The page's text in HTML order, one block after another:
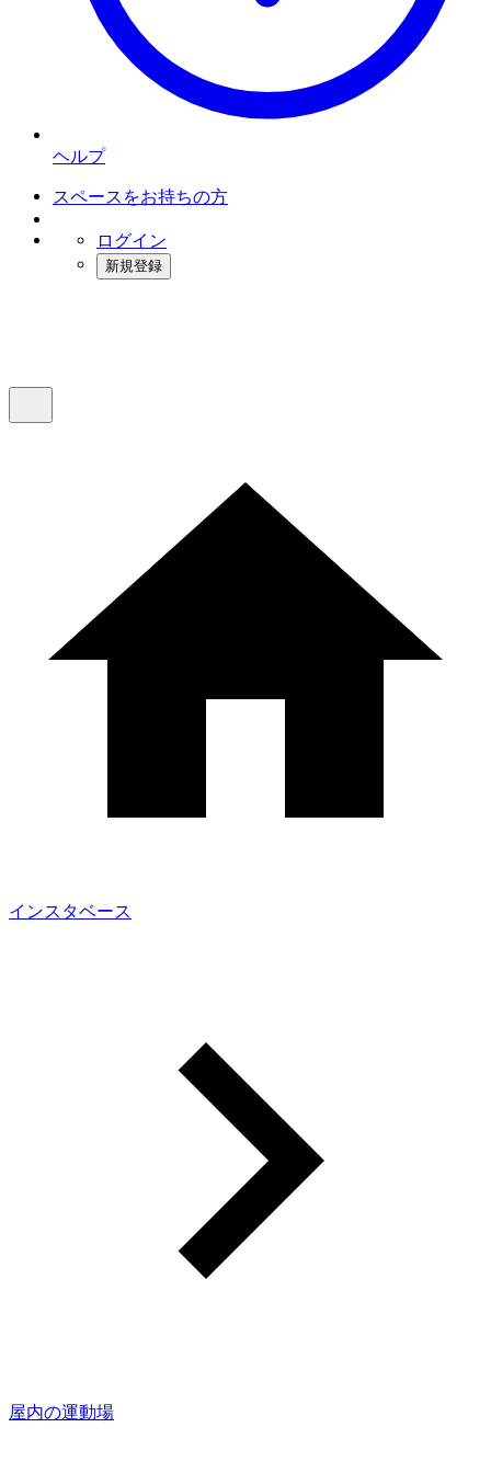
ヘルプ
スペースをお持ちの方
ログイン
新規登録
インスタベース
屋内の運動場